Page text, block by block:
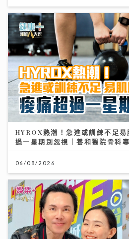
HYROX熱潮！急進或訓練不足
過一星期別忽視｜養和醫院骨科
06/08/2026